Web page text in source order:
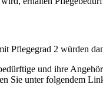
Pflegegrad 2 würden
und ihre
Sie unter folgendem